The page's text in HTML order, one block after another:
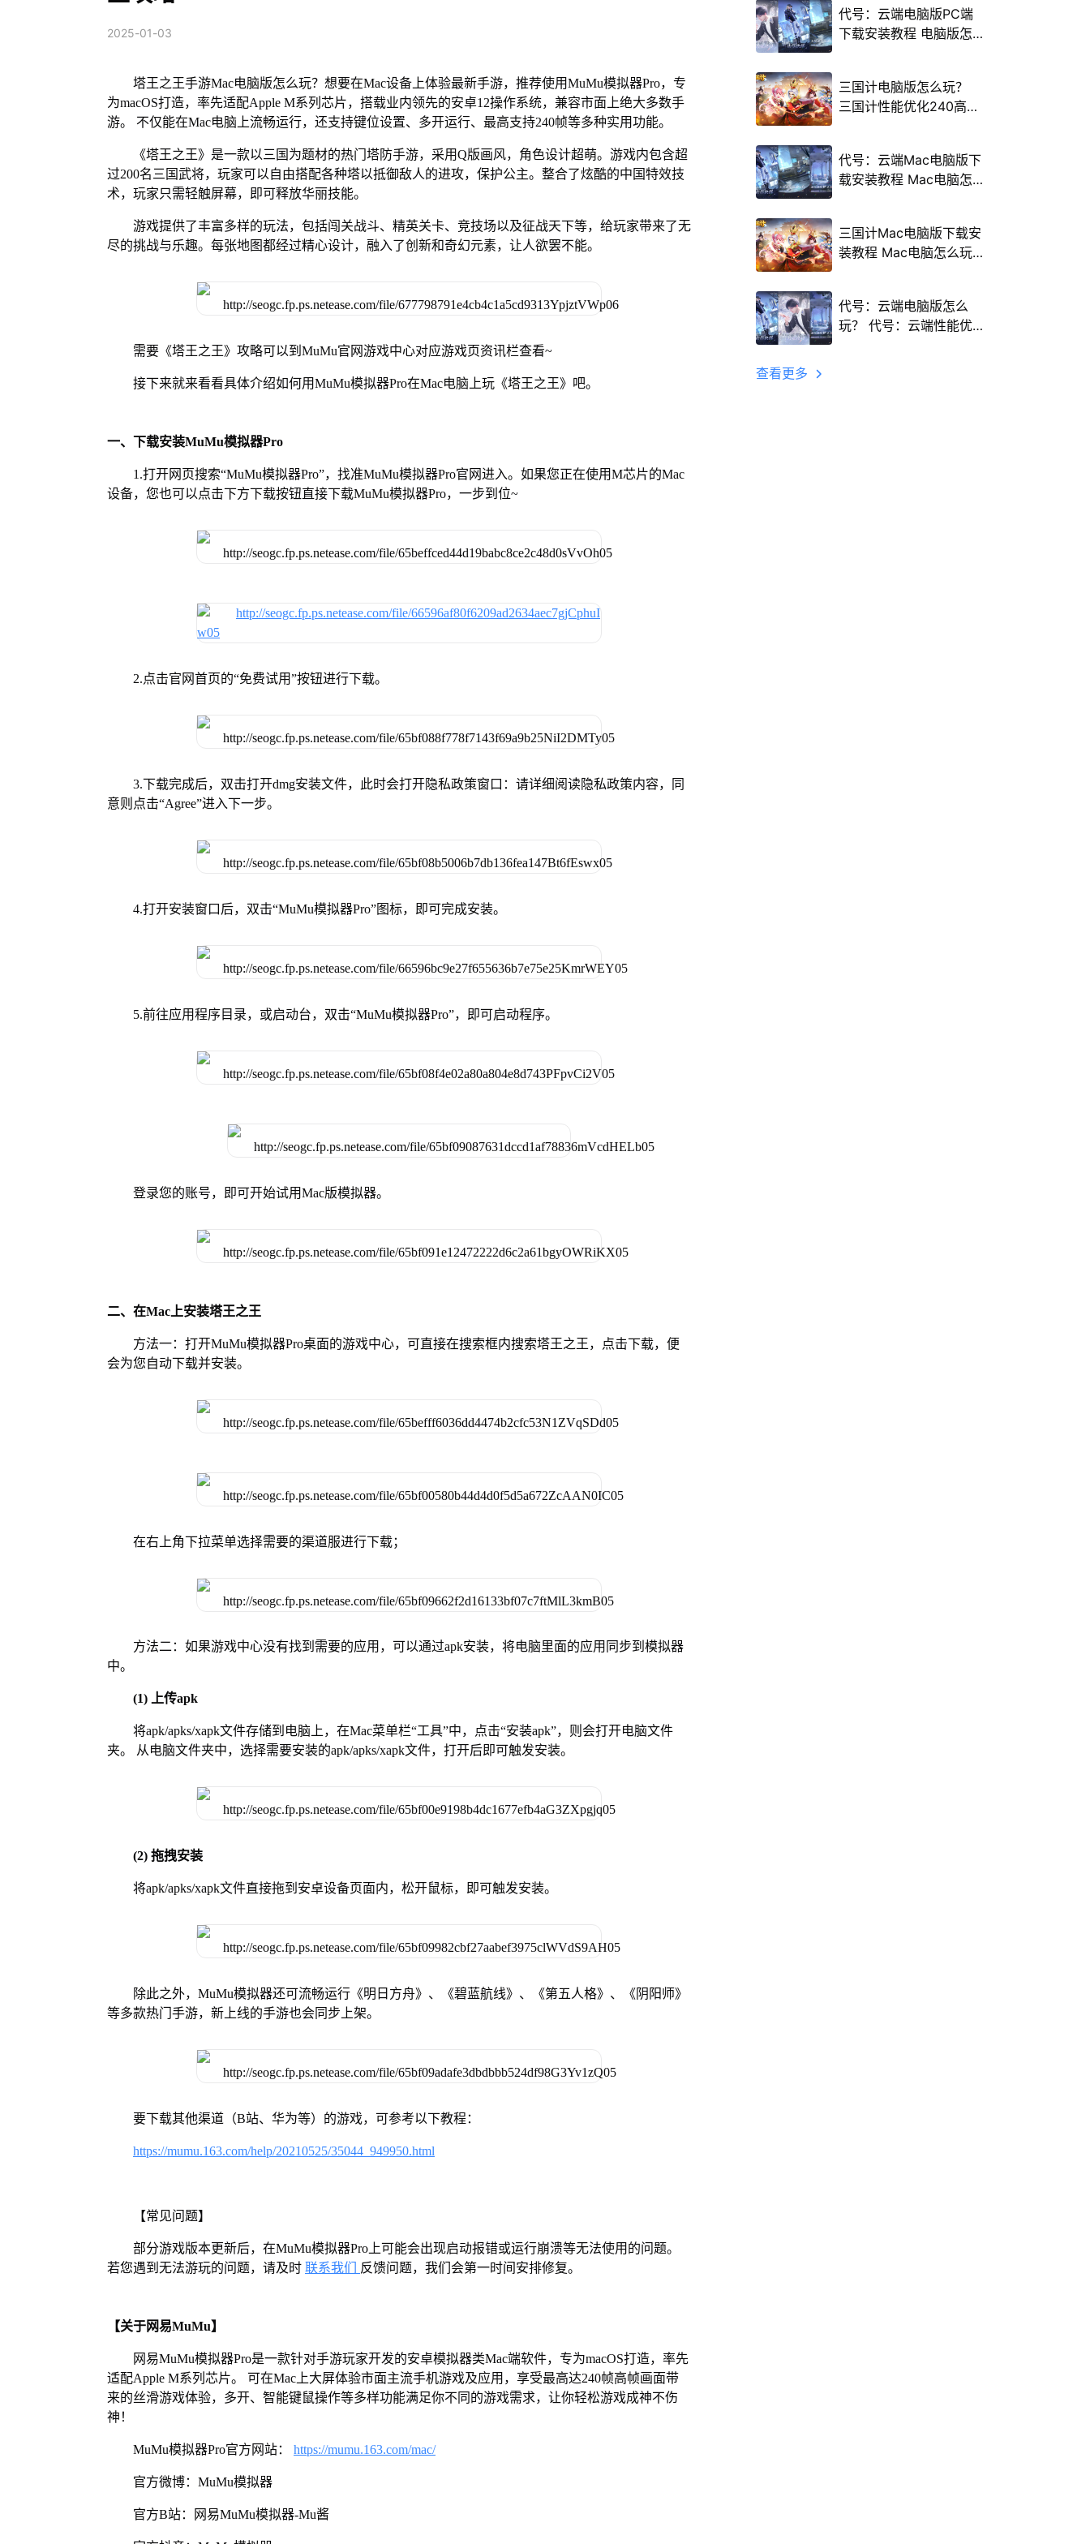
2025-01-03
塔王之王手游Mac电脑版怎么玩？想要在Mac设备上体验最新手游，推荐使用MuMu模拟器Pro，专
为macOS打造，率先适配Apple M系列芯片，搭载业内领先的安卓12操作系统，兼容市面上绝大多数手
游。 不仅能在Mac电脑上流畅运行，还支持键位设置、多开运行、最高支持240帧等多种实用功能。
《塔王之王》是一款以三国为题材的热门塔防手游，采用Q版画风，角色设计超萌。游戏内包含超
过200名三国武将，玩家可以自由搭配各种塔以抵御敌人的进攻，保护公主。整合了炫酷的中国特效技
术，玩家只需轻触屏幕，即可释放华丽技能。
游戏提供了丰富多样的玩法，包括闯关战斗、精英关卡、竞技场以及征战天下等，给玩家带来了无
尽的挑战与乐趣。每张地图都经过精心设计，融入了创新和奇幻元素，让人欲罢不能。
需要《塔王之王》攻略可以到MuMu官网游戏中心对应游戏页资讯栏查看~
接下来就来看看具体介绍如何用MuMu模拟器Pro在Mac电脑上玩《塔王之王》吧。
一、下载安装MuMu模拟器Pro
1.打开网页搜索“MuMu模拟器Pro”，找准MuMu模拟器Pro官网进入。如果您正在使用M芯片的Mac
设备，您也可以点击下方下载按钮直接下载MuMu模拟器Pro，一步到位~
2.点击官网首页的“免费试用”按钮进行下载。
3.下载完成后，双击打开dmg安装文件，此时会打开隐私政策窗口：请详细阅读隐私政策内容，同
意则点击“Agree”进入下一步。
4.打开安装窗口后，双击“MuMu模拟器Pro”图标，即可完成安装。
5.前往应用程序目录，或启动台，双击“MuMu模拟器Pro”，即可启动程序。
登录您的账号，即可开始试用Mac版模拟器。
二、在Mac上安装塔王之王
方法一：打开MuMu模拟器Pro桌面的游戏中心，可直接在搜索框内搜索塔王之王，点击下载，便
会为您自动下载并安装。
在右上角下拉菜单选择需要的渠道服进行下载；
方法二：如果游戏中心没有找到需要的应用，可以通过apk安装，将电脑里面的应用同步到模拟器
中。
(1) 上传apk
将apk/apks/xapk文件存储到电脑上，在Mac菜单栏“工具”中，点击“安装apk”，则会打开电脑文件
夹。 从电脑文件夹中，选择需要安装的apk/apks/xapk文件，打开后即可触发安装。
(2) 拖拽安装
将apk/apks/xapk文件直接拖到安卓设备页面内，松开鼠标，即可触发安装。
除此之外，MuMu模拟器还可流畅运行《明日方舟》、《碧蓝航线》、《第五人格》、《阴阳师》
等多款热门手游，新上线的手游也会同步上架。
要下载其他渠道（B站、华为等）的游戏，可参考以下教程：
https://mumu.163.com/help/20210525/35044_949950.html
【常见问题】
部分游戏版本更新后，在MuMu模拟器Pro上可能会出现启动报错或运行崩溃等无法使用的问题。
若您遇到无法游玩的问题，请及时 联系我们 反馈问题，我们会第一时间安排修复。
【关于网易MuMu】
网易MuMu模拟器Pro是一款针对手游玩家开发的安卓模拟器类Mac端软件，专为macOS打造，率先
适配Apple M系列芯片。 可在Mac上大屏体验市面主流手机游戏及应用，享受最高达240帧高帧画面带
来的丝滑游戏体验，多开、智能键鼠操作等多样功能满足你不同的游戏需求，让你轻松游戏成神不伤
神！
MuMu模拟器Pro官方网站： https://mumu.163.com/mac/
官方微博：MuMu模拟器
官方B站：网易MuMu模拟器-Mu酱
代号：云端电脑版PC端
下载安装教程 电脑版怎
三国计电脑版怎么玩？
三国计性能优化240高帧
代号：云端Mac电脑版下
载安装教程 Mac电脑怎
三国计Mac电脑版下载安
装教程 Mac电脑怎么玩
代号：云端电脑版怎么
玩？ 代号：云端性能优
查看更多